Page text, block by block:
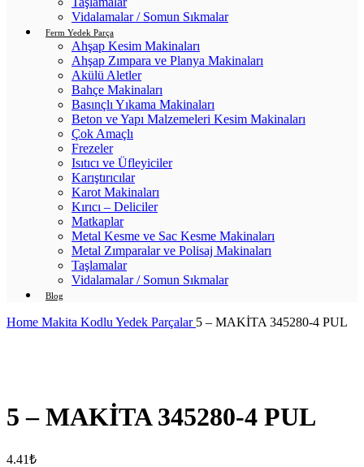
Vidalamalar / Somun Sıkmalar
Ferm Yedek Parça
Ahşap Kesim Makinaları
Ahşap Zımpara ve Planya Makinaları
Akülü Aletler
Bahçe Makinaları
Basınçlı Yıkama Makinaları
Beton ve Yapı Malzemeleri Kesim Makinaları
Çok Amaçlı
Frezeler
Isıtıcı ve Üfleyiciler
Karıştırıcılar
Karot Makinaları
Kırıcı – Deliciler
Matkaplar
Metal Kesme ve Sac Kesme Makinaları
Metal Zımparalar ve Polisaj Makinaları
Taşlamalar
Vidalamalar / Somun Sıkmalar
Blog
Home Makita Kodlu Yedek Parçalar 5 – MAKİTA 345280-4 PUL
5 – MAKİTA 345280-4 PUL
4.41₺